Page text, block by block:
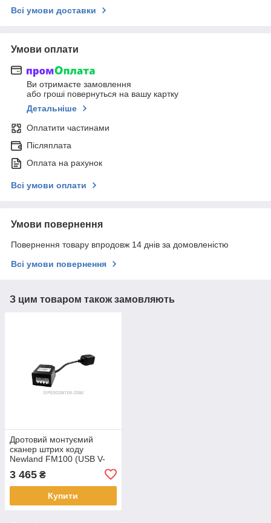
Всі умови доставки
Умови оплати
Ви отримаєте замовлення
або гроші повернуться на вашу картку
Детальніше
Оплатити частинами
Післяплата
Оплата на рахунок
Всі умови оплати
Умови повернення
Повернення товару впродовж 14 днів за домовленістю
Всі умови повернення
З цим товаром також замовляють
Дротовий монтуємий
сканер штрих коду
Newland FM100 (USB V-
3 465 ₴
Купити